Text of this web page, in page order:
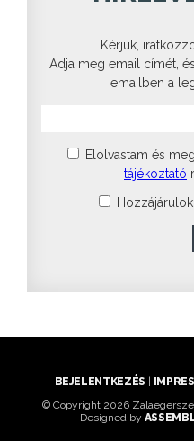
Kérjük,
Adja meg email címét,
emailben a
Elolvastam és
tájékoztató
BEJELENTKEZÉS
© Copyright 2026
Designed by